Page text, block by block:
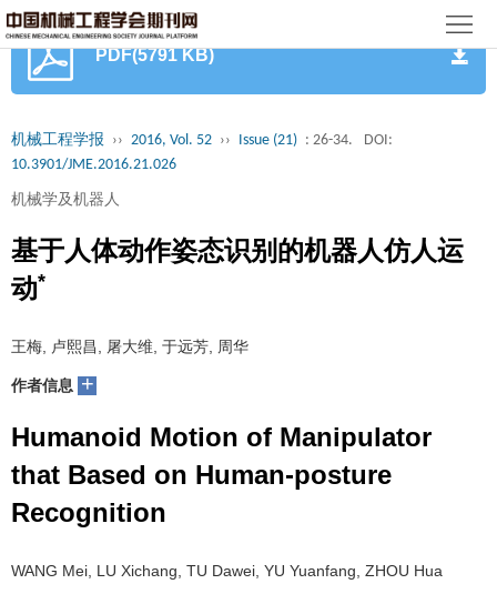
首
论
服
刊
态
分
目
录
入
集
群
关
于
我
读
者
学
PDF(5791 KB)
机械工程学报 ›› 2016, Vol. 52 ›› Issue (21) : 26-34.
DOI:
10.3901/JME.2016.21.026
机械学及机器人
基于人体动作姿态识别的机器人仿人运
动*
王梅, 卢熙昌, 屠大维, 于远芳, 周华
作者信息 +
Humanoid Motion of Manipulator
that Based on Human-posture
Recognition
WANG Mei, LU Xichang, TU Dawei, YU Yuanfang, ZHOU Hua